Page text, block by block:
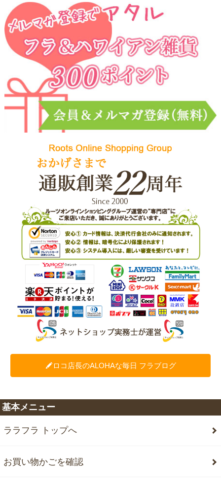
ロコ店長のALOHAな毎日 フラブログ
基本メニュー
ララフラ トップへ
お買い物かごを確認